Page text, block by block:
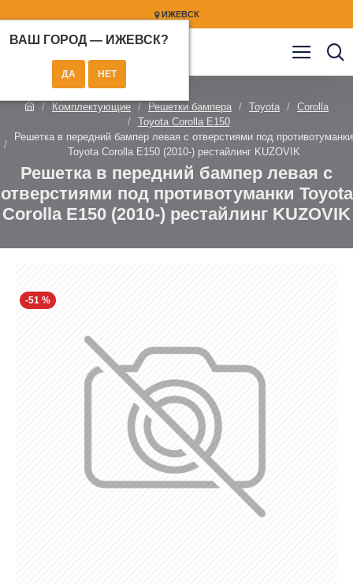
ИЖЕВСК
ВАШ ГОРОД — ИЖЕВСК?
Комплектующие Решетки бампера Toyota
Corolla
Toyota Corolla E150
Решетка в передний бампер левая с отверстиями под противотуманки
Toyota Corolla E150 (2010-) рестайлинг KUZOVIK
Решетка в передний бампер левая с
отверстиями под противотуманки Toyota
Corolla E150 (2010-) рестайлинг KUZOVIK
-51 %